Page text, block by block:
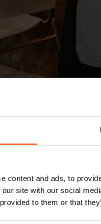
content and ads, to
site with our social
to them or that
kostnaderna
vad som behöver
avsevärt
är viktigt
riskerar
Manuell